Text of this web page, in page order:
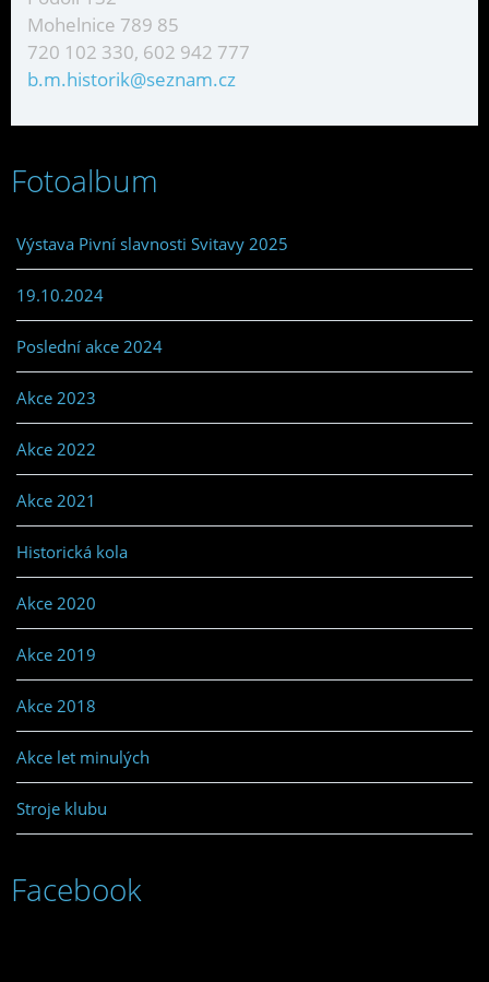
Mohelnice 789 85
720 102 330, 602 942 777
b.m.historik@seznam.cz
Fotoalbum
Výstava Pivní slavnosti Svitavy 2025
19.10.2024
Poslední akce 2024
Akce 2023
Akce 2022
Akce 2021
Historická kola
Akce 2020
Akce 2019
Akce 2018
Akce let minulých
Stroje klubu
Facebook